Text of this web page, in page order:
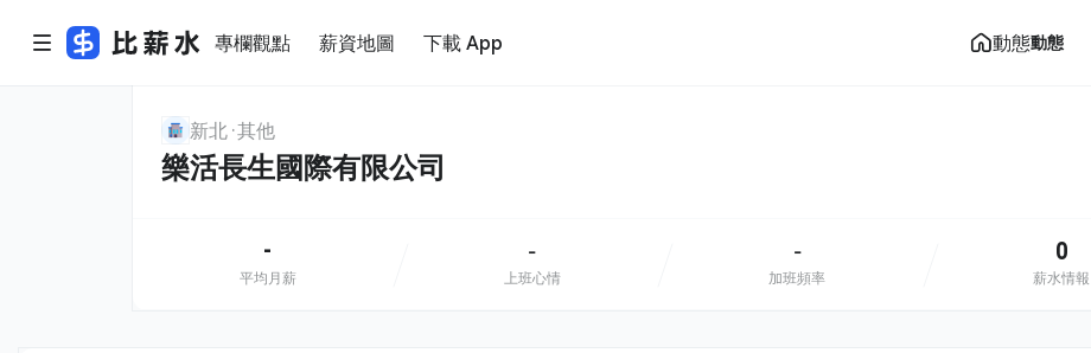
專欄觀點 薪資地圖 下載 App 動態動態
新北 其他
樂活長生國際有限公司
-
平均月薪
-
上班心情
-
加班頻率
0
薪水情報